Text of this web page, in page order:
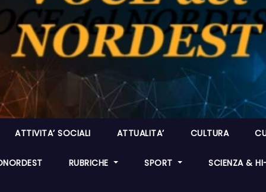
ATTIVITA’ SOCIALI ATTUALITA’ CULTURA
RUBRICHE SPORT SCIENZA &